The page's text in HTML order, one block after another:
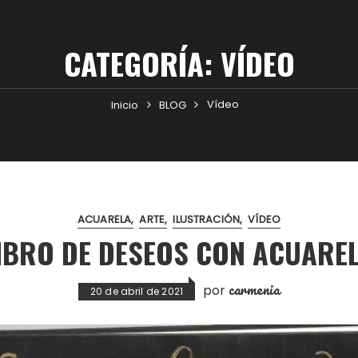
CATEGORÍA: VÍDEO
Inicio BLOG Vídeo
ACUARELA ARTE ILUSTRACIÓN VÍDEO
DE DESEOS CON
20 de abril de 2021 por carmenia